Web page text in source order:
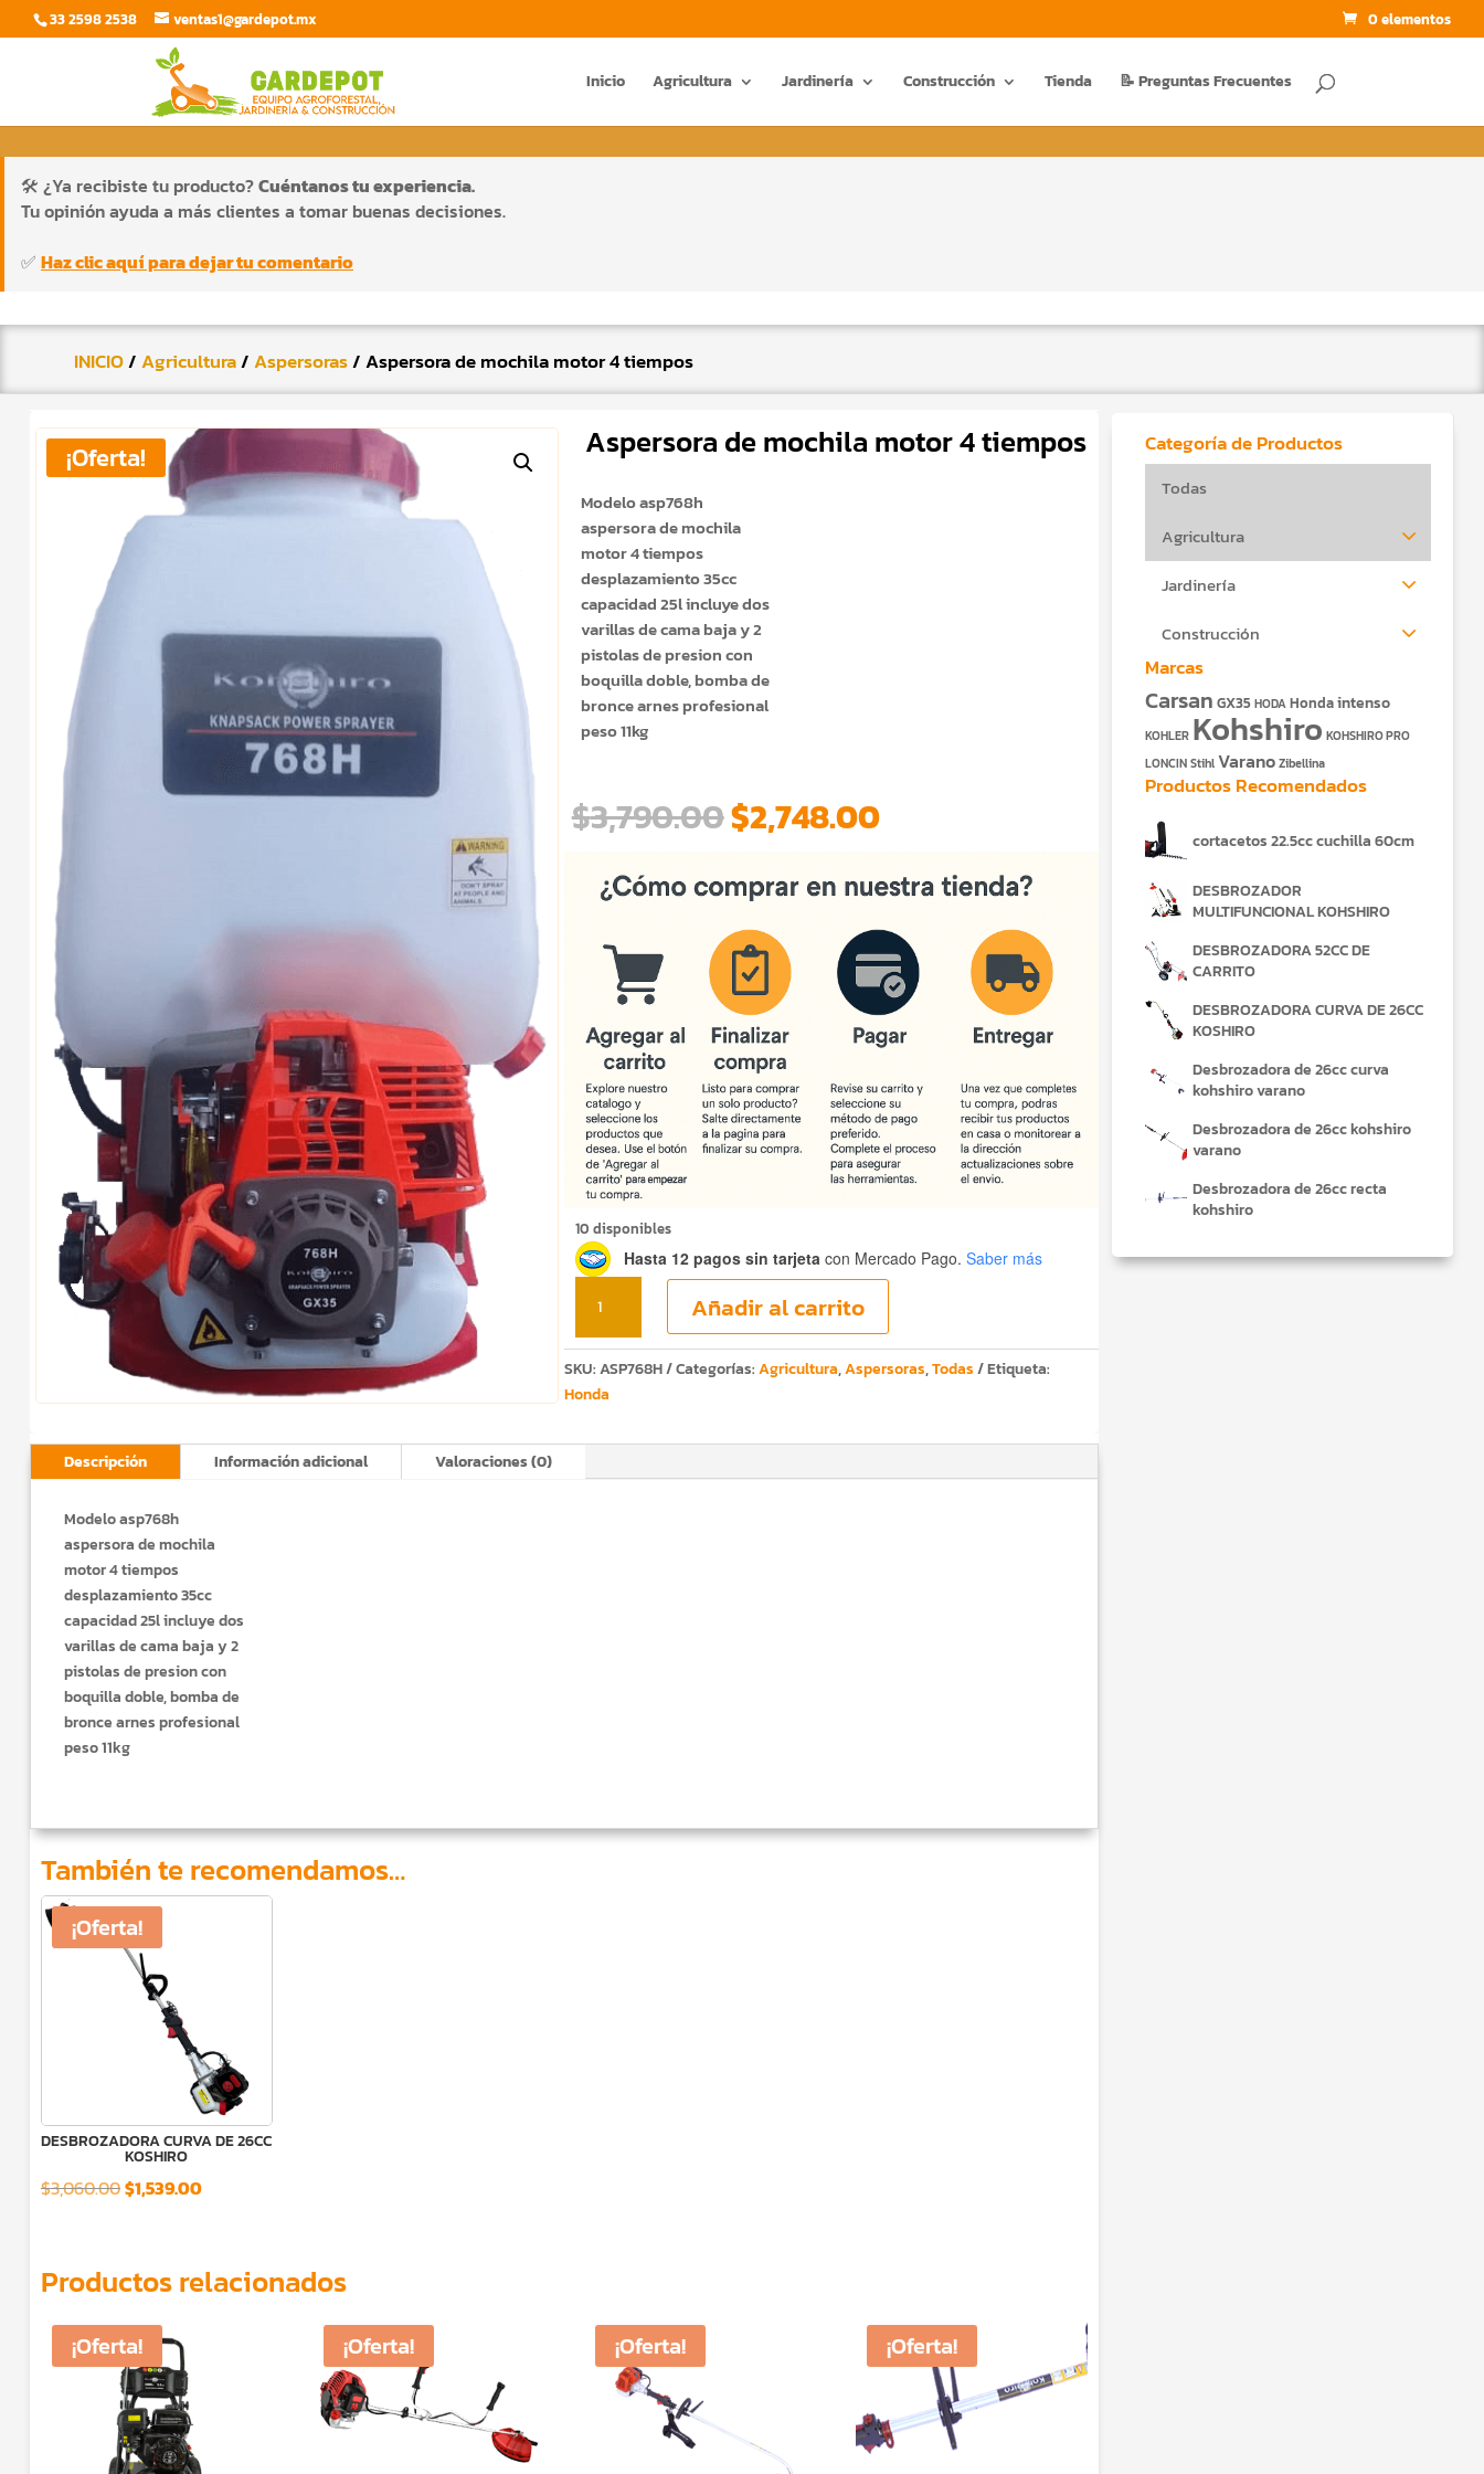
33 2598 2538 ventas1@gardepot.mx 0 elementos
Inicio Agricultura Jardinería Construcción Tienda 📝 Preguntas Frecuentes
Búsqueda
productos
🛠️ ¿Ya recibiste tu producto?Cuéntanos tu experiencia.
Tu opinión ayuda a más clientes a tomar buenas decisiones.
✅ Haz clic aquí para dejar tu comentario
INICIO/Agricultura/Aspersoras/ Aspersora de mochila motor 4 tiempos
¡Oferta! Aspersora de mochila motor 4 tiempos
Modelo asp768h
aspersora de mochila
motor 4 tiempos
desplazamiento 35cc
capacidad 25l incluye dos
varillas de cama baja y 2
pistolas de presion con
boquilla doble, bomba de
bronce arnes profesional
peso 11kg
$3,790.00El
precio
original
era:
$3,790.00.
$2,748.00El
precio
actual
es:
$2,748.00.
10 disponibles
Hasta 12 pagos sin tarjetacon Mercado Pago. Saber más
mochila
motor
4
cantidad
Añadir al carrito
SKU:ASP768H Categorías:Agricultura,Aspersoras,Todas
Etiqueta:
Honda
Descripción Información adicional Valoraciones (0)
Modelo asp768h
aspersora de mochila
motor 4 tiempos
desplazamiento 35cc
capacidad 25l incluye dos
varillas de cama baja y 2
pistolas de presion con
boquilla doble, bomba de
bronce arnes profesional
peso 11kg
También te recomendamos…
¡Oferta!
DESBROZADORA CURVA DE 26CC
KOSHIRO
$3,060.00El
era:
$1,539.00El
es:
Productos relacionados
¡Oferta! ¡Oferta! ¡Oferta! ¡Oferta!
Categoría de Productos
Todas
Agricultura
Jardinería
Construcción
Marcas
Carsan GX35 HODA Hondaintenso
KOHLER Kohshiro KOHSHIRO PRO
LONCIN Stihl Varano Zibellina
Productos Recomendados
cortacetos 22.5cc cuchilla 60cm
DESBROZADOR
MULTIFUNCIONAL KOHSHIRO
DESBROZADORA 52CC DE
CARRITO
DESBROZADORA CURVA DE 26CC
KOSHIRO
Desbrozadora de 26cc curva
kohshiro varano
Desbrozadora de 26cc kohshiro
varano
Desbrozadora de 26cc recta
kohshiro